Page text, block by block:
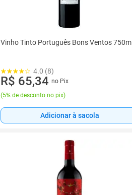
Vinho Tinto Português Bons Ventos 750ml
4.0 (8)
R$ 65,34 no Pix
(5% de desconto no pix)
Adicionar à sacola